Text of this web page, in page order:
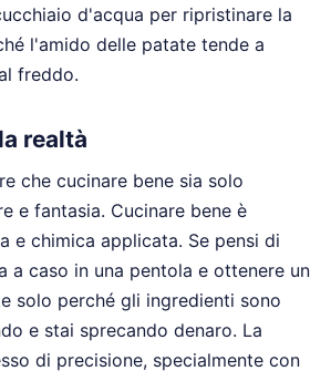
d'acqua per ripristinare la
l'amido delle patate tende a
freddo.
realtà
che cucinare bene sia solo
e fantasia. Cucinare bene è
e chimica applicata. Se pensi di
a caso in una pentola e ottenere un
solo perché gli ingredienti sono
e stai sprecando denaro. La
di precisione, specialmente con